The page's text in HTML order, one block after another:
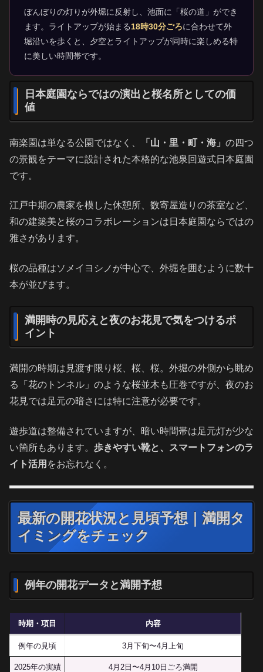
ぼんぼりの灯りが外堀に反射し、池面に「桜の道」ができ
ます。ライトアップが始まる18時30分ごろに合わせて外
堀沿いを歩くと、夕空とライトアップが同時に楽しめる特
に美しい時間帯です。
日本庭園ならではの演出と桜名所としての価
値
南楽園は単なる公園ではなく、 「山・里・町・海」 の四つ
の景観をテーマに設計された本格的な池泉回遊式日本庭園
です。
江戸中期の農家を模した休憩所、数寄屋造りの茶室など、
和の建築美と桜のコラボレーションは日本庭園ならではの
雅さがあります。
桜の品種はソメイヨシノが中心で、外堀を囲むように数十
本が並びます。
満開時の見応えと夜のお花見で気をつけるポ
イント
満開の時期は見渡す限り桜、桜、桜。外堀の外側から眺め
る「花のトンネル」のような桜並木も圧巻ですが、夜のお
花見では足元の暗さには特に注意が必要です。
遊歩道は整備されていますが、暗い時間帯は足元灯が少な
い箇所もあります。 歩きやすい靴と、スマートフォンのラ
イト活用 をお忘れなく。
最新の開花状況と見頃予想｜満開タ
イミングをチェック
例年の開花データと満開予想
時期・項目 内容
例年の見頃 3月下旬〜4月上旬
2025年の実績 4月2日〜4月10日ごろ満開